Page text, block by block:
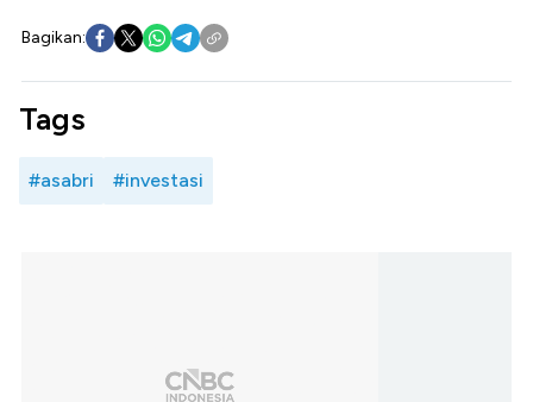
Bagikan:
Tags
#asabri #investasi